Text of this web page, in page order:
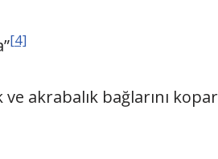
[4]
akrabalık bağlarını